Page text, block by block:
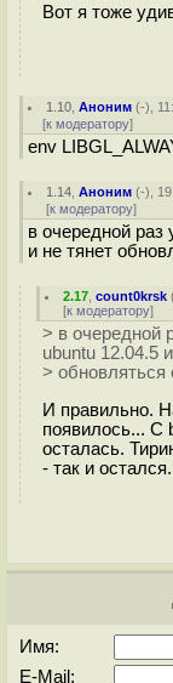
Вот я тоже
1.10 ,Аноним (-),
[к модератору]
env
1.14 ,Аноним (-),
[к модератору]
в очередной
и не тянет
2.17 ,count0krsk
[к модератору]
> в очередной
ubuntu 12.04.5
> обновляться
И правильно.
появилось... С
осталась.
- так и остался.
Имя:
E-Mail: